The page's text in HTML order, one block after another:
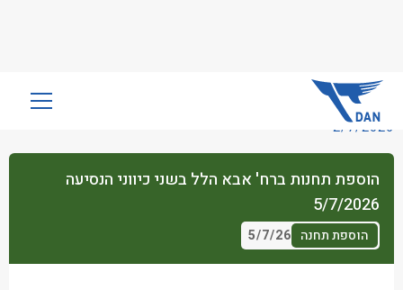
שִׂים
בְּאֲתָר
זֶה
מֻפְעֶלֶת
מַעֲרֶכֶת
נָגִישׁ
בִּקְלִיק
2/7/2026
הוספת תחנות ברח' אבא הלל בשני כיווני הנסיעה
5/7/2026
הוספת תחנה 5/7/26